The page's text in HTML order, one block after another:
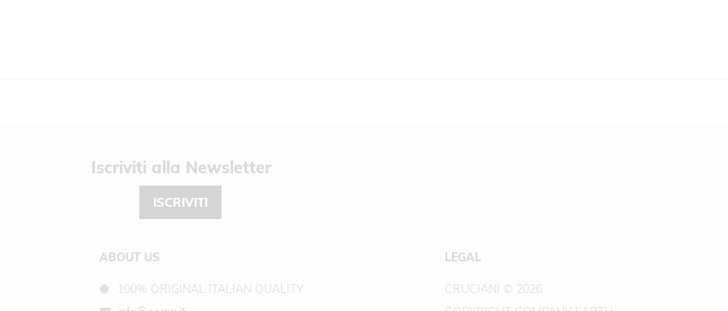
Newsletter
ISCRIVITI
ABOUT US
100% ORIGINAL ITALIAN QUALITY
LEGAL
CRUCIANI © 2026